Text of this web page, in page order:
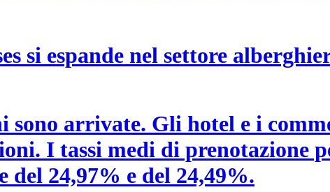
si espande nel settore
sono arrivate. Gli hotel e i
I tassi medi di prenotazione
del 24,97% e del 24,49%.